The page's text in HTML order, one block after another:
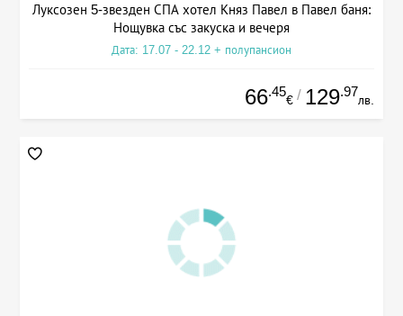
Луксозен 5-звезден СПА хотел Княз Павел в Павел баня:
Нощувка със закуска и вечеря
Дата: 17.07 - 22.12 + полупансион
66.45
€ / 129.97
лв.